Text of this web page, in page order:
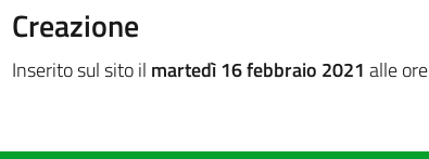
Creazione
Inserito sul sito il martedì 16 febbraio 2021 alle ore